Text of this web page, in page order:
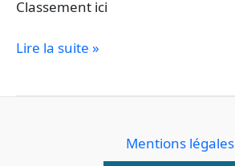
Classement ici
étudie
investissements
actions
Lire la suite »
Mentions légales